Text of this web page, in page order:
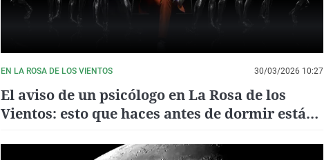
EN LA ROSA DE LOS VIENTOS 30/03/2026 10:27
El aviso de un psicólogo en La Rosa de los
Vientos: esto que haces antes de dormir está